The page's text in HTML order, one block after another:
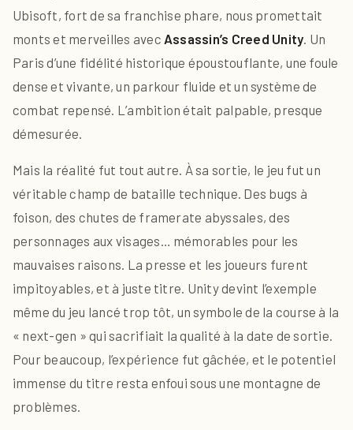
Ubisoft, fort de sa franchise phare, nous promettait
monts et merveilles avec Assassin’s Creed Unity. Un
Paris d’une fidélité historique époustouflante, une foule
dense et vivante, un parkour fluide et un système de
combat repensé. L’ambition était palpable, presque
démesurée.
Mais la réalité fut tout autre. À sa sortie, le jeu fut un
véritable champ de bataille technique. Des bugs à
foison, des chutes de framerate abyssales, des
personnages aux visages… mémorables pour les
mauvaises raisons. La presse et les joueurs furent
impitoyables, et à juste titre. Unity devint l’exemple
même du jeu lancé trop tôt, un symbole de la course à la
« next-gen » qui sacrifiait la qualité à la date de sortie.
Pour beaucoup, l’expérience fut gâchée, et le potentiel
immense du titre resta enfoui sous une montagne de
problèmes.